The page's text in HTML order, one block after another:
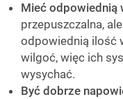
Mieć odpowiednią
przepuszczalna,
odpowiednią ilość
wilgoć, więc ich
wysychać.
Być dobrze